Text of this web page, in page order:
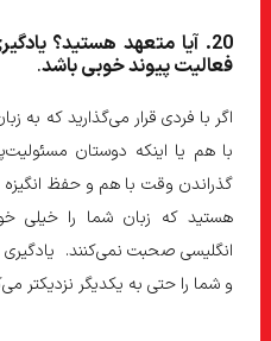
20. آیا متعهد هستید؟
فعالیت پیوند خوبی باشد.
اگر با فردی قرار می‌گذارید که به
با هم یا اینکه دوستان
گذراندن وقت با هم و حفظ
هستید که زبان شما را خیلی
انگلیسی صحبت نمی‌کنند.
و شما را حتی به یکدیگر نزدیکتر